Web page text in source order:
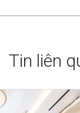
Tin liên